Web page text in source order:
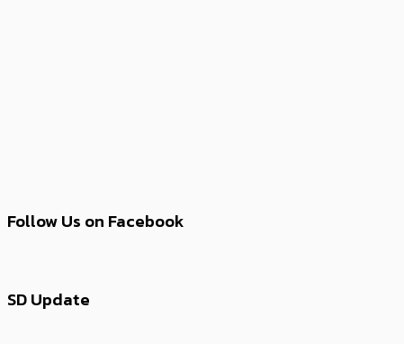
Follow Us on Facebook
SD Update